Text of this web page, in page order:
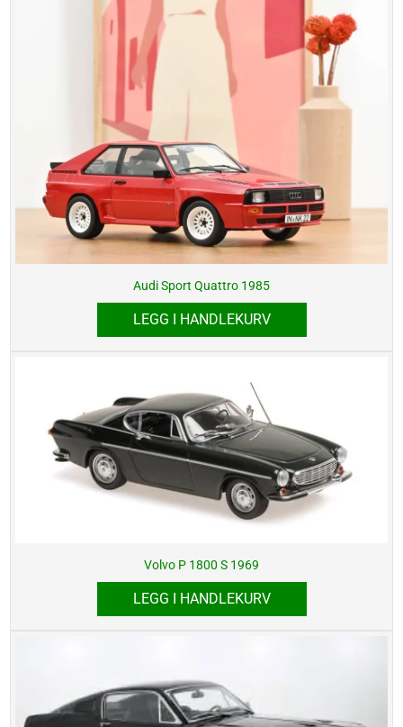
Audi Sport Quattro 1985
LEGG I HANDLEKURV
Volvo P 1800 S 1969
LEGG I HANDLEKURV